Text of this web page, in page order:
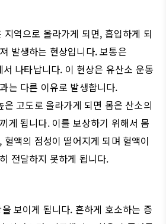
역으로 올라가게 되면, 흡입하게 되
발생하는 현상입니다.보통은
나타납니다. 이 현상은 유산소 운동
는 다른 이유로 발생합니다.
고도로 올라가게 되면 몸은 산소의
게 됩니다. 이를 보상하기 위해서 몸
, 혈액의 점성이 떨어지게 되며 혈액이
전달하지 못하게 됩니다.
보이게 됩니다. 흔하게 호소하는 증